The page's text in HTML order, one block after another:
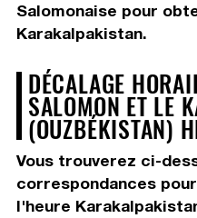
Salomonaise pour
Karakalpakistan.
DÉCALAGE
SALOMON ET LE
(OUZBÉKISTAN)
Vous trouverez ci-
correspondances
l'heure